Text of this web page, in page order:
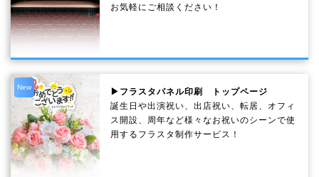
お気軽にご相談ください！
New
▶フラスタパネル印刷 トップページ
誕生日や出演祝い、出店祝い、転居、オフィ
ス開設、周年など様々なお祝いのシーンで使
用するフラスタ制作サービス！